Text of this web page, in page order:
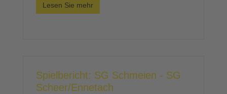
Lesen Sie mehr
Spielbericht: SG Schmeien - SG
Scheer/Ennetach